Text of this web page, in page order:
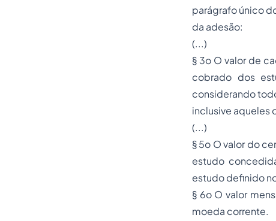
parágrafo único
da adesão:
(...)
§ 3o O valor de
cobrado dos
considerando
inclusive aqueles
(...)
§ 5o O valor do
estudo
estudo definido
§ 6o O valor
moeda corrente.